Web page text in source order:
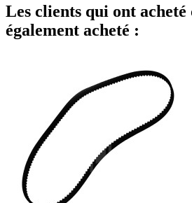
Les clients qui ont
également acheté :